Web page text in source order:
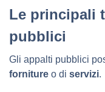
Le principali
pubblici
Gli appalti pubblici
forniture o di servizi.